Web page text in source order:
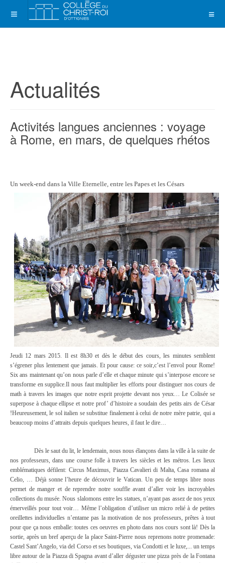
Actualités
Activités langues anciennes : voyage
à Rome, en mars, de quelques rhétos
Un week-end dans la Ville Eternelle, entre les Papes et les Césars
Jeudi 12 mars 2015. Il est 8h30 et dès le début des cours, les minutes semblent
s’égrener plus lentement que jamais. Et pour cause: ce soir,c’est l’envol pour Rome!
Six ans maintenant qu’on nous parle d’elle et chaque minute qui s’interpose encore se
transforme en supplice.Il nous faut multiplier les efforts pour distinguer nos cours de
math à travers les images que notre esprit projette devant nos yeux… Le Colisée se
superpose à chaque ellipse et notre prof’ d’histoire a soudain des petits airs de César
!Heureusement, le sol italien se substitue finalement à celui de notre mère patrie, qui a
beaucoup moins d’attraits depuis quelques heures, il faut le dire…
Dès le saut du lit, le lendemain, nous nous élançons dans la ville à la suite de
nos professeurs, dans une course folle à travers les siècles et les métros. Les lieux
emblématiques défilent: Circus Maximus, Piazza Cavalieri di Malta, Casa romana al
Celio, … Déjà sonne l’heure de découvrir le Vatican. Un peu de temps libre nous
permet de manger et de reprendre notre souffle avant d’aller voir les incroyables
collections du musée. Nous slalomons entre les statues, n’ayant pas assez de nos yeux
émerveillés pour tout voir… Même l’obligation d’utiliser un micro relié à de petites
oreillettes individuelles n’entame pas la motivation de nos professeurs, prêtes à tout
pour que ça nous emballe: toutes ces oeuvres en photo dans nos cours sont là! Dès la
sortie, après un bref aperçu de la place Saint-Pierre nous reprenons notre promenade:
Castel Sant’Angelo, via del Corso et ses boutiques, via Condotti et le luxe,... un temps
libre autour de la Piazza di Spagna avant d’aller déguster une pizza près de la Fontana